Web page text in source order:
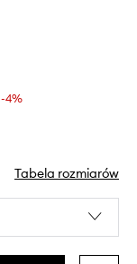
-4%
Tabela rozmiarów